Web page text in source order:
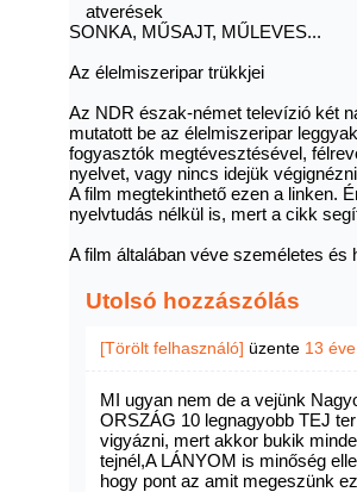
atverések
SONKA, MŰSAJT, MŰLEVES...
Az élelmiszeripar trükkjei
Az NDR észak-német televízió két
mutatott be az élelmiszeripar
fogyasztók megtévesztésével,
nyelvet, vagy nincs idejük
A film megtekinthető ezen a linken.
nyelvtudás nélkül is, mert a cikk
A film általában véve személetes és
Utolsó hozzászólás
[Törölt felhasználó] üzente 13 éve
MI ugyan nem de a vejünk
ORSZÁG 10 legnagyobb TEJ
vigyázni, mert akkor bukik
tejnél,A LÁNYOM is minőség
hogy pont az amit megeszünk